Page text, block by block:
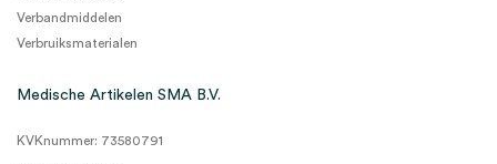
Verbandmiddelen
Verbruiksmaterialen
Medische Artikelen SMA B.V.
KVKnummer: 73580791